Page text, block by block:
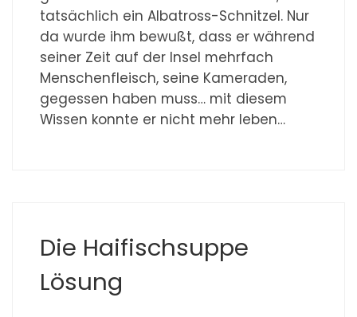
tatsächlich ein Albatross-Schnitzel. Nur
da wurde ihm bewußt, dass er während
seiner Zeit auf der Insel mehrfach
Menschenfleisch, seine Kameraden,
gegessen haben muss… mit diesem
Wissen konnte er nicht mehr leben…
Die Haifischsuppe
Lösung